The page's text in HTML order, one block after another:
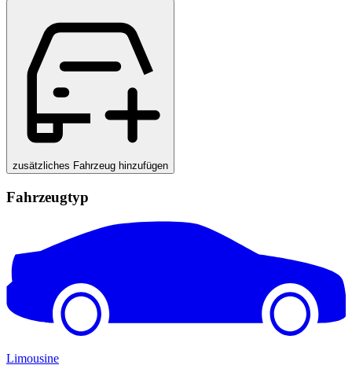
zusätzliches Fahrzeug hinzufügen
Fahrzeugtyp
Limousine